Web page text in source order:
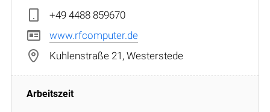
+49 4488 859670
www.rfcomputer.de
Kuhlenstraße 21, Westerstede